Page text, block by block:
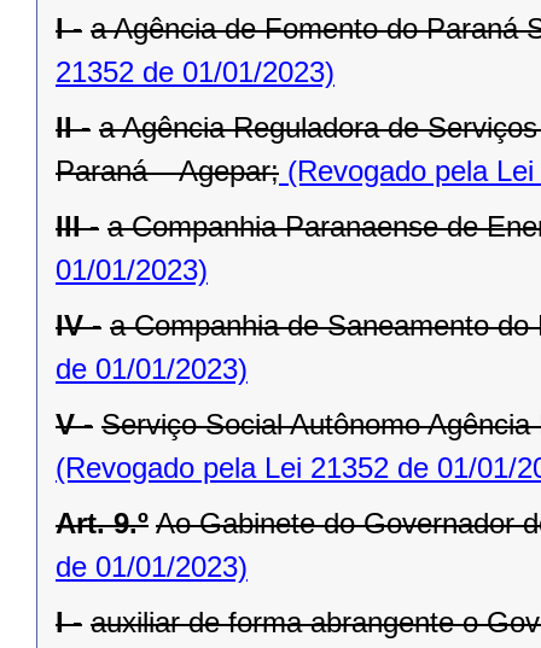
I - a Agência de Fomento do Paraná
21352 de 01/01/2023)
II - a Agência Reguladora de
Paraná – Agepar; (Revogado pela
III - a Companhia Paranaense de
01/01/2023)
IV - a Companhia de Saneamento
de 01/01/2023)
V - Serviço Social Autônomo
(Revogado pela Lei 21352 de 01/01/
Art. 9.º Ao Gabinete do Governador
de 01/01/2023)
I - auxiliar de forma abrangente o